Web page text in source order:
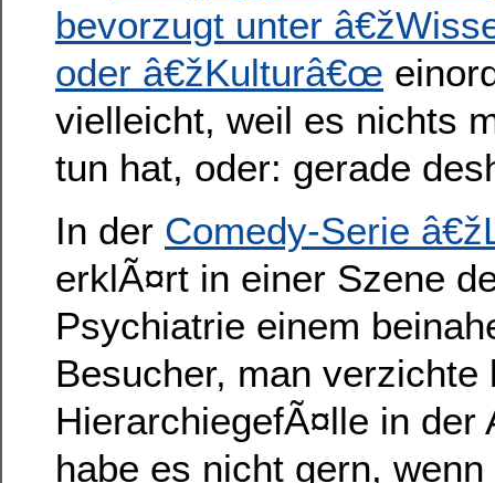
bevorzugt unter
oder â€žKulturâ€œ
vielleicht, weil es nichts
tun hat, oder: gerade
In der Comedy-Serie
erklÃ¤rt in einer Szene
Psychiatrie einem
Besucher, man verzichte
HierarchiegefÃ¤lle in der
habe es nicht gern,